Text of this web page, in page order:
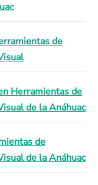
de
Herramientas de
de la Anáhuac
de
de la Anáhuac